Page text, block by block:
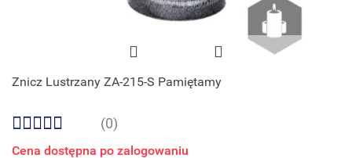
Znicz Lustrzany ZA-215-S Pamiętamy
(0)
Cena dostępna po zalogowaniu